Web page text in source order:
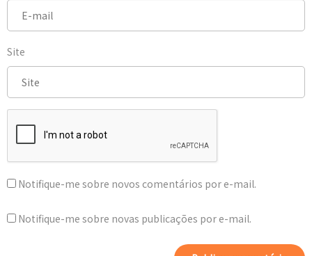
Site
Notifique-me sobre novos comentários por e-mail.
Notifique-me sobre novas publicações por e-mail.